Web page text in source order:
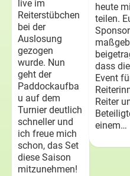
live im
Reiterstübchen
bei der
Auslosung
gezogen
wurde. Nun
geht der
Paddockaufba
u auf dem
Turnier deutlich
schneller und
ich freue mich
schon, das Set
diese Saison
mitzunehmen!
heute
teilen.
dass
Event
Reiter
einem…